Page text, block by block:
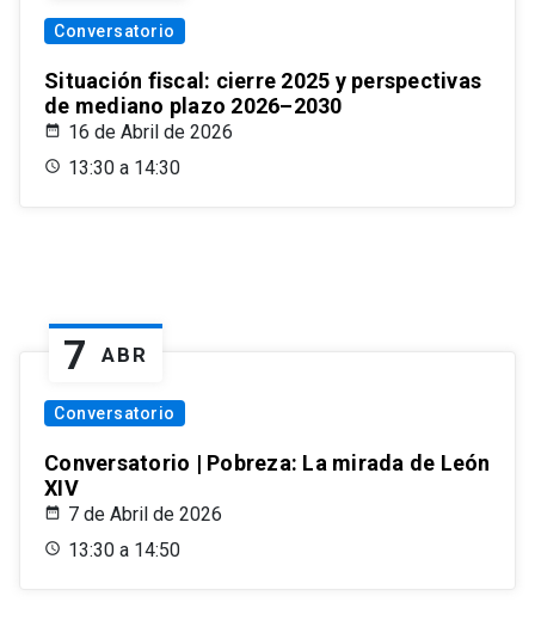
Conversatorio
Situación fiscal: cierre 2025 y perspectivas
de mediano plazo 2026–2030
16 de Abril de 2026
13:30 a 14:30
7 ABR
Conversatorio
Conversatorio | Pobreza: La mirada de León
XIV
7 de Abril de 2026
13:30 a 14:50